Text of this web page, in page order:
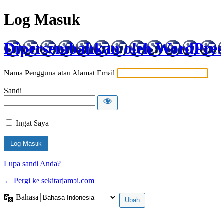
Log Masuk
Dipersembahkan oleh
Nama Pengguna atau Alamat Email
Sandi
Ingat Saya
Lupa sandi Anda?
← Pergi ke sekitarjambi.com
Bahasa